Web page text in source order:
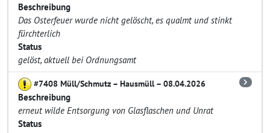
Beschreibung
Das Osterfeuer wurde nicht gelöscht, es qualmt und stinkt
fürchterlich
Status
gelöst, aktuell bei Ordnungsamt
#7408 Müll/Schmutz – Hausmüll – 08.04.2026
Beschreibung
erneut wilde Entsorgung von Glasflaschen und Unrat
Status